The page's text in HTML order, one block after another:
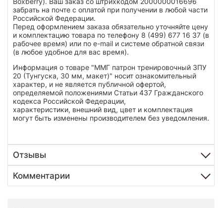
забрать на почте с оплатой при получении в любой части
Российской Федерации.
Перед оформлением заказа обязательно уточняйте цену
и комплектацию товара по телефону 8 (499) 677 16 37 (в
рабочее время) или по e-mail и системе обратной связи
(в любое удобное для вас время).
Информация о товаре "ММГ патрон тренировочный ЗПУ
20 (Тунгуска, 30 мм, макет)" носит ознакомительный
характер, и не является публичной офертой,
определяемой положениями Статьи 437 Гражданского
кодекса Российской Федерации,
характеристики, внешний вид, цвет и комплектация
могут быть изменены производителем без уведомления.
Отзывы
Комментарии